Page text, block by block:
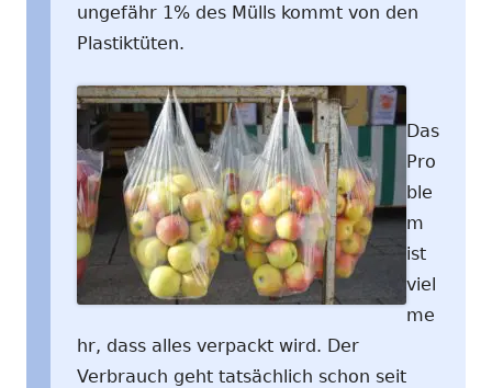
ungefähr 1% des Mülls kommt von den
Plastiktüten.
Das
Pro
ble
m
ist
viel
me
hr, dass alles verpackt wird. Der
Verbrauch geht tatsächlich schon seit